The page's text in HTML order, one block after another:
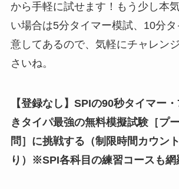
から手軽に試せます！もう少し本
い場合は5分タイマー模試、10分
意してあるので、気軽にチャレン
さいね。
【登録なし】SPIの90秒タイマー
きタイパ最強の無料模擬試験［プ
問 ］ に挑戦する（制限時間カウン
り）※SPI各科目の練習コースも網